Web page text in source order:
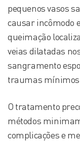
pequenos vasos
causar incômodo
queimação
veias dilatadas
sangramento
traumas
O tratamento
métodos
complicações e